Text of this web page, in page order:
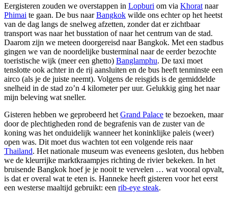
Eergisteren zouden we overstappen in Lopburi om via Khoratnaar
Phimai te gaan. De bus naarBangkok wilde ons echter op het heetst
van de dag langs de snelweg afzetten, zonder dat er zichtbaar
transport was naar het busstation of naar het centrum van de stad.
Daarom zijn we meteen doorgereisd naar Bangkok. Met een stadbus
gingen we van de noordelijke busterminal naar de eerder bezochte
toeristische wijk (meer een ghetto) Banglamphu. De taxi moet
tenslotte ook achter in de rij aansluiten en de bus heeft tenminste een
airco (als je de juiste neemt). Volgens de reisgids is de gemiddelde
snelheid in de stad zo’n 4 kilometer per uur. Gelukkig ging het naar
mijn beleving wat sneller.
Gisteren hebben we geprobeerd hetGrand Palace te bezoeken, maar
door de plechtigheden rond de begrafenis van de zuster van de
koning was het onduidelijk wanneer het koninklijke paleis (weer)
open was. Dit moet dus wachten tot een volgende reis naar
Thailand. Het nationale museum was eveneens gesloten, dus hebben
we de kleurrijke marktkraampjes richting de rivier bekeken. In het
bruisende Bangkok hoef je je nooit te vervelen … wat vooral opvalt,
is dat er overal wat te eten is. Hanneke heeft gisteren voor het eerst
een westerse maaltijd gebruikt: een rib-eye steak.